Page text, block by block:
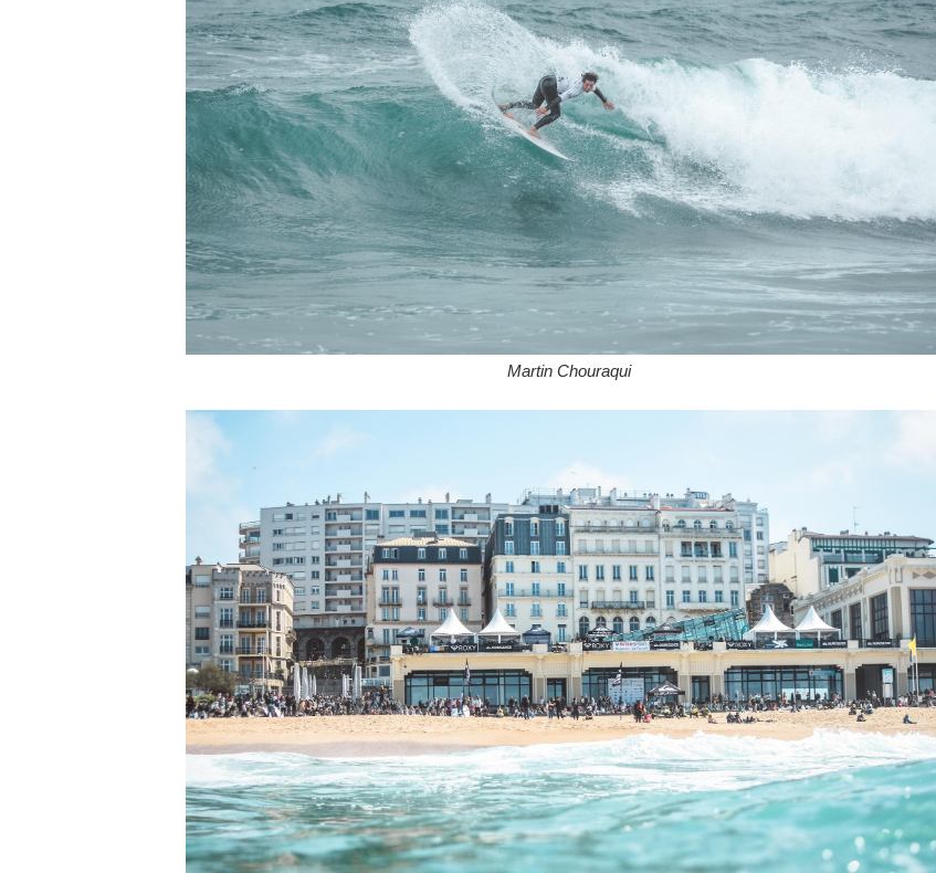
Martin Chouraqui